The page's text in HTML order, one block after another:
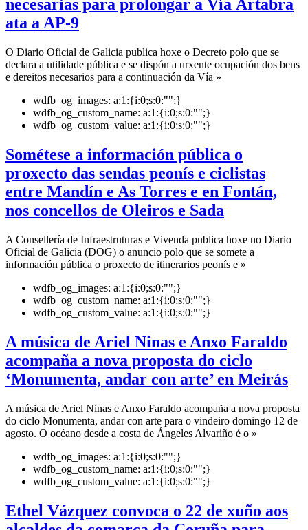
necesarias para prolongar a Vía Ártabra
ata a AP-9
O Diario Oficial de Galicia publica hoxe o Decreto polo que se
declara a utilidade pública e se dispón a urxente ocupación dos bens
e dereitos necesarios para a continuación da Vía »
wdfb_og_images: a:1:{i:0;s:0:"";}
wdfb_og_custom_name: a:1:{i:0;s:0:"";}
wdfb_og_custom_value: a:1:{i:0;s:0:"";}
Sométese a información pública o
proxecto das sendas peonís e ciclistas
entre Mandín e As Torres e en Fontán,
nos concellos de Oleiros e Sada
A Consellería de Infraestruturas e Vivenda publica hoxe no Diario
Oficial de Galicia (DOG) o anuncio polo que se somete a
información pública o proxecto de itinerarios peonís e »
wdfb_og_images: a:1:{i:0;s:0:"";}
wdfb_og_custom_name: a:1:{i:0;s:0:"";}
wdfb_og_custom_value: a:1:{i:0;s:0:"";}
A música de Ariel Ninas e Anxo Faraldo
acompaña a nova proposta do ciclo
‘Monumenta, andar con arte’ en Meirás
A música de Ariel Ninas e Anxo Faraldo acompaña a nova proposta
do ciclo Monumenta, andar con arte para o vindeiro domingo 12 de
agosto. O océano desde a costa de Ángeles Alvariño é o »
wdfb_og_images: a:1:{i:0;s:0:"";}
wdfb_og_custom_name: a:1:{i:0;s:0:"";}
wdfb_og_custom_value: a:1:{i:0;s:0:"";}
Ethel Vázquez convoca o 22 de xuño aos